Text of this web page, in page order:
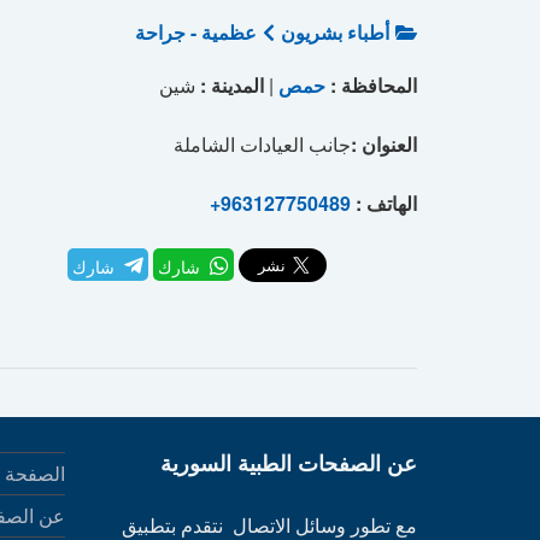
أطباء بشريون
عظمية - جراحة
المحافظة : حمص | المدينة : شين
العنوان :جانب العيادات الشاملة
الهاتف : +963127750489
شارك شارك
عن الصفحات الطبية السورية
مع تطور وسائل الاتصال نتقدم بتطبيق
الصفحة
عن